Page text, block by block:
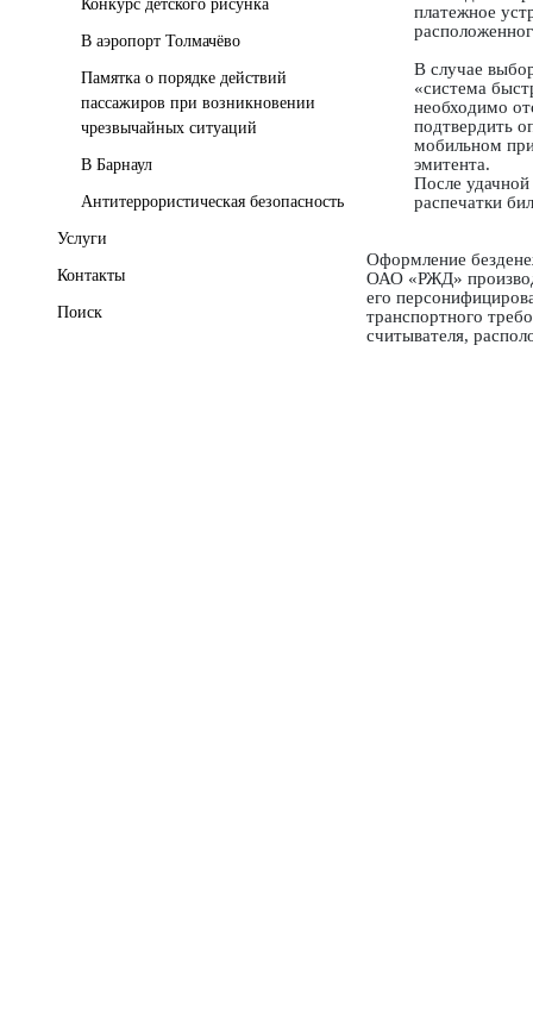
Конкурс детского рисунка
В аэропорт Толмачёво
Памятка о порядке действий
пассажиров при возникновении
чрезвычайных ситуаций
В Барнаул
Антитеррористическая безопасность
Услуги
Контакты
Поиск
платежное
В случае
«система
необходимо
подтвердить
мобильном
эмитента.
После
распечатки
Оформление
ОАО «РЖД»
его
транспортного
считывателя,